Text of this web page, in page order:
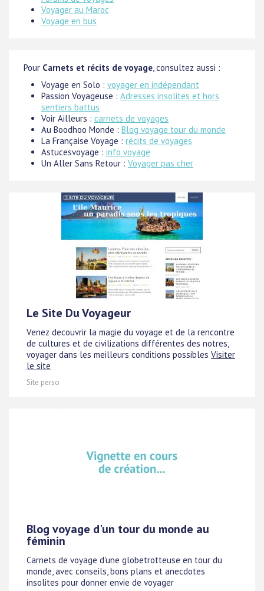
Voyager au Maroc
Voyage en bus
Pour Carnets et récits de voyage, consultez aussi :
Voyage en Solo : voyager en indépendant
Passion Voyageuse : Adresses insolites et hors
sentiers battus
Voir Ailleurs : carnets de voyages
Au Boodhoo Monde : Blog voyage tour du monde
La Française Voyage : récits de voyages
Astucesvoyage : info voyage
Un Aller Sans Retour : Voyager pas cher
Le Site Du Voyageur
Venez decouvrir la magie du voyage et de la rencontre
de cultures et de civilizations différentes des notres,
voyager dans les meilleurs conditions possibles Visiter
le site
Site perso
Blog voyage d'un tour du monde au
féminin
Carnets de voyage d'une globetrotteuse en tour du
monde, avec conseils, bons plans et anecdotes
insolites pour donner envie de voyager